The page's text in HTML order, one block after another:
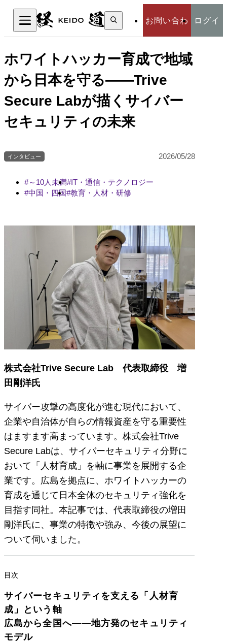
お問い合わ
せ
ログイ
検
索:
検索
ホワイトハッカー育成で地域
から日本を守る――Trive
Secure Labが描くサイバー
セキュリティの未来
インタビュー 2026/05/28
～10人未満 IT・通信・テクノロジー
中国・四国 教育・人材・研修
株式会社Trive Secure Lab 代表取締役 増
田剛洋氏
サイバー攻撃の高度化が進む現代において、
企業や自治体が自らの情報資産を守る重要性
はますます高まっています。株式会社Trive
Secure Labは、サイバーセキュリティ分野に
おいて「人材育成」を軸に事業を展開する企
業です。広島を拠点に、ホワイトハッカーの
育成を通じて日本全体のセキュリティ強化を
目指す同社。本記事では、代表取締役の増田
剛洋氏に、事業の特徴や強み、今後の展望に
ついて伺いました。
目次
サイバーセキュリティを支える「人材育
成」という軸
広島から全国へ――地方発のセキュリティ
モデル